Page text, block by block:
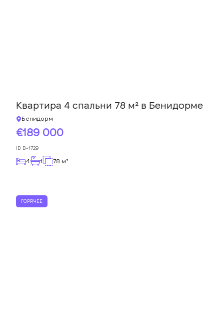
Квартира 4 спальни 78 м² в Бенидорме
Бенидорм
189 000
ID B-1729
4 1 78 м²
ГОРЯЧЕЕ